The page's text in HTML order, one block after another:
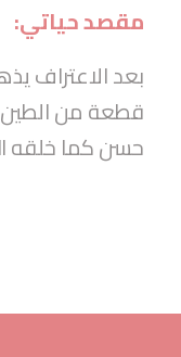
مقصد حياتي:
بعد الاعتراف
قطعة من
حسن كما خلقه